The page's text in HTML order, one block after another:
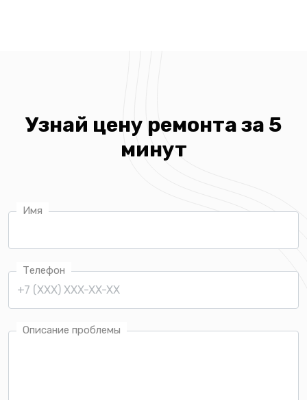
Узнай цену ремонта за 5
минут
Имя
Телефон
Описание проблемы